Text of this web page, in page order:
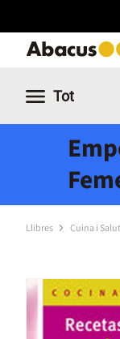
Tot
Llibres Cuina i Salut